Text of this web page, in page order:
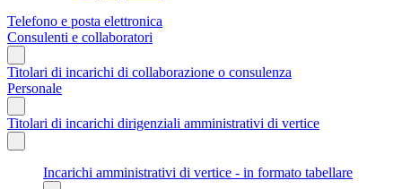
Telefono e posta elettronica
Consulenti e collaboratori
Titolari di incarichi di collaborazione o consulenza
Personale
Titolari di incarichi dirigenziali amministrativi di vertice
Incarichi amministrativi di vertice - in formato tabellare